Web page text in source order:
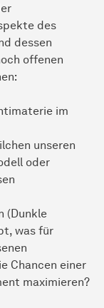
des
dessen
offenen
im
unseren
oder
(Dunkle
was für
Chancen einer
maximieren?